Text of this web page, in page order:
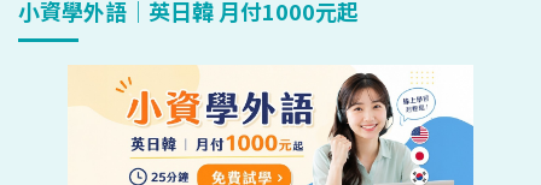
小資學外語｜英日韓 月付1000元起